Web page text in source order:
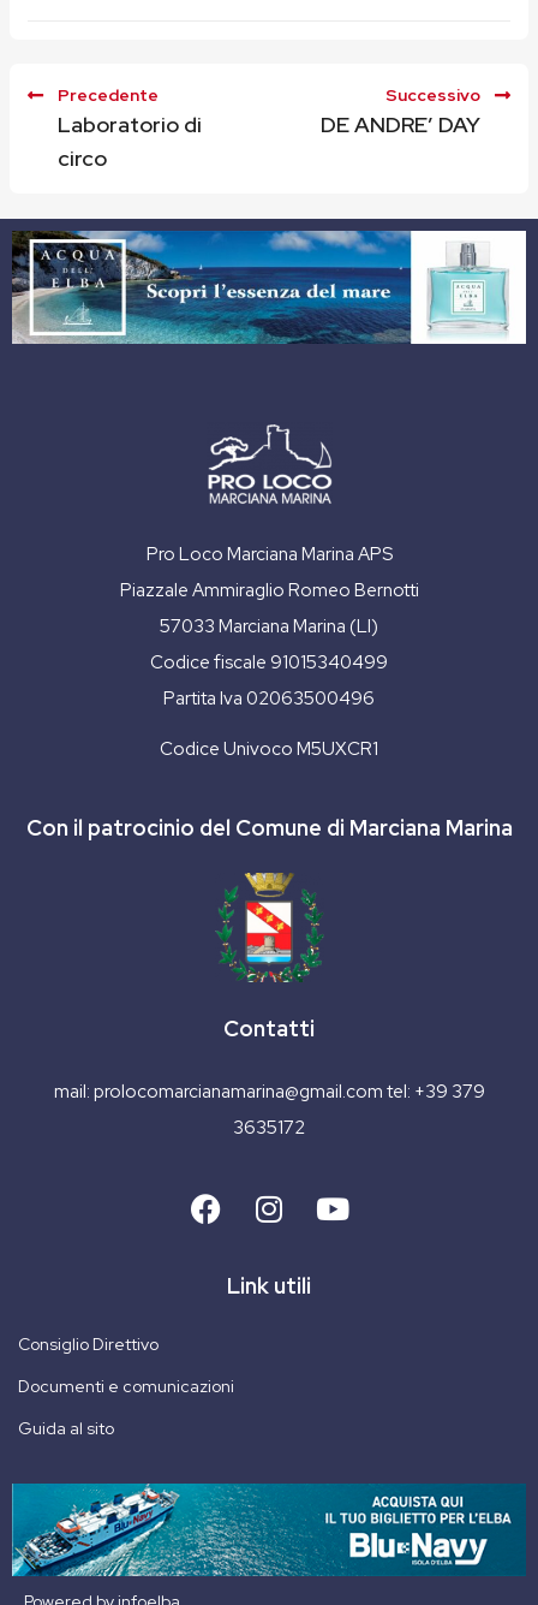
Precedente
Laboratorio di
circo
Successivo
DE ANDRE’ DAY
Pro Loco Marciana Marina APS
Piazzale Ammiraglio Romeo Bernotti
57033 Marciana Marina (LI)
Codice fiscale 91015340499
Partita Iva 02063500496
Codice Univoco M5UXCR1
Con il patrocinio del Comune di Marciana Marina
Contatti
mail: prolocomarcianamarina@gmail.com tel: +39 379
3635172
Link utili
Consiglio Direttivo
Documenti e comunicazioni
Guida al sito